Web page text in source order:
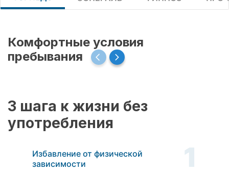
Комфортные условия
пребывания
3 шага к жизни без
употребления
Избавление от физической
зависимости
1